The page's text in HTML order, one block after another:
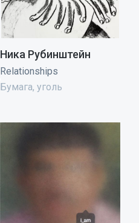
Ника Рубинштейн
Relationships
Бумага, уголь